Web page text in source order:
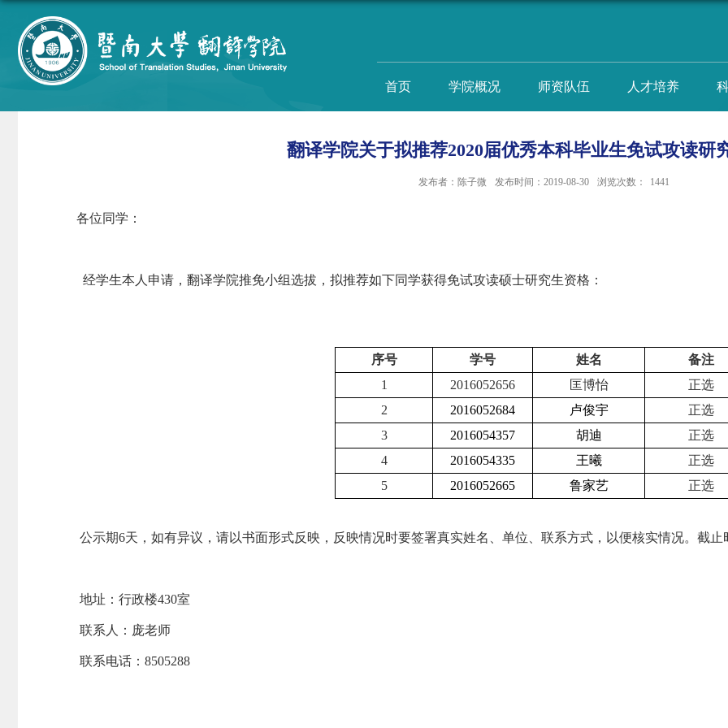
首页 学院概况 师资队伍 人才培养
翻译学院关于拟推荐2020届优秀本科毕业生免试攻读研
发布者：陈子微 发布时间：2019-08-30 浏览次数： 1441
各位同学：
经学生本人申请，翻译学院推免小组选拔，拟推荐如下同学获得免试攻读硕士研究生资格：
序号 学号 姓名
备注
1
2016052656 匡博怡
正选
2
2016052684 卢俊宇
正选
3
2016054357 胡迪
正选
4
2016054335 王曦
正选
5
2016052665 鲁家艺 正选
公示期6天，如有异议，请以书面形式反映，反映情况时要签署真实姓名、单位、联系方式，以便核实情况。截止
地址：行政楼430室
联系人：庞老师
联系电话：8505288